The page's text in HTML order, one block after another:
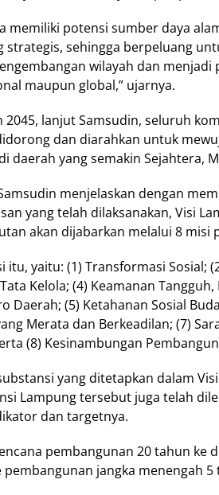
memiliki potensi sumber daya
strategis, sehingga berpeluang
wilayah dan
maupun global,” ujarnya.
2045, lanjut Samsudin, seluruh
dan diarahkan untuk
daerah yang semakin Sejahtera,
menjelaskan dengan
yang telah dilaksanakan, Visi
akan dijabarkan melalui 8 misi
itu, yaitu: (1) Transformasi Sosial;
Kelola; (4) Keamanan
Daerah; (5) Ketahanan Sosial
Merata dan Berkeadilan; (7)
(8) Kesinambungan
yang ditetapkan dalam
Lampung tersebut juga telah
dan targetnya.
pembangunan 20 tahun ke
jangka menengah 5